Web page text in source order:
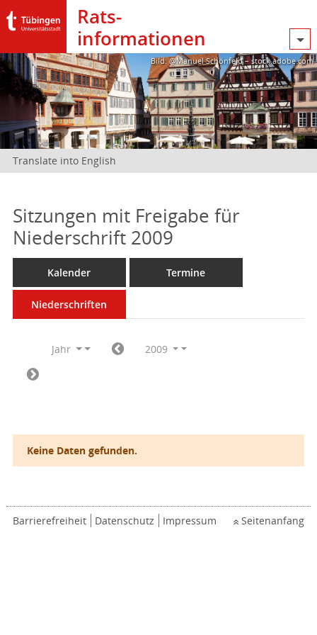
Rats­
informationen
Bild: @Manuel Schönfeld – stock.adobe.com
Translate into English
Sitzungen mit Freigabe für
Niederschrift 2009
Kalender Termine
Niederschriften
Jahr 2009
Keine Daten gefunden.
Barrierefreiheit Datenschutz Impressum Seitenanfang